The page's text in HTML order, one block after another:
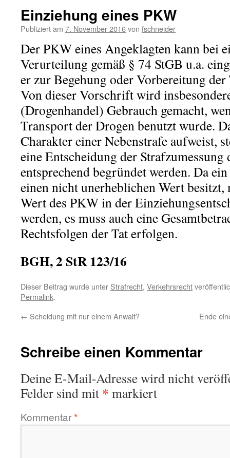
Einziehung eines PKW
Publiziert am 7. November 2016von fschneider
Der PKW eines Angeklagten kann bei
Verurteilung gemäß § 74 StGB u.a.
er zur Begehung oder Vorbereitung
Von dieser Vorschrift wird
(Drogenhandel) Gebrauch gemacht,
Transport der Drogen benutzt wurde.
Charakter einer Nebenstrafe aufweist,
eine Entscheidung der Strafzumessung
entsprechend begründet werden. Da
einen nicht unerheblichen Wert besitzt,
Wert des PKW in der
werden, es muss auch eine
Rechtsfolgen der Tat erfolgen.
BGH, 2 StR 123/16
Dieser Beitrag wurde unter Strafrecht, Verkehrsrecht
Permalink.
← Scheidung mit nur einem Anwalt? Ende
Schreibe einen Kommentar
Deine E-Mail-Adresse wird nicht
Felder sind mit * markiert
Kommentar*